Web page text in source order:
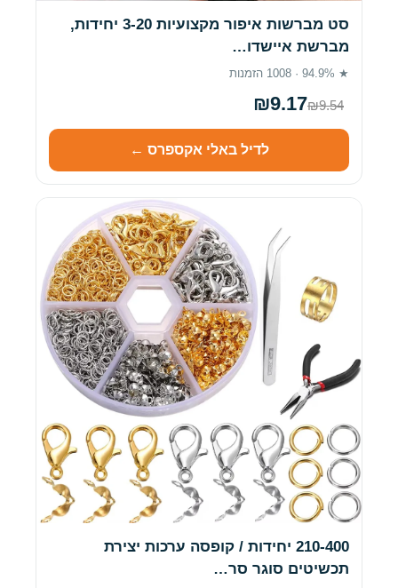
סט מברשות איפור מקצועיות 3-20 יחידות,
מברשת איישדו…
★ 94.9% · 1008 הזמנות
₪9.17₪9.54
לדיל באלי אקספרס ←
210-400 יחידות / קופסה ערכות יצירת
תכשיטים סוגר סר…